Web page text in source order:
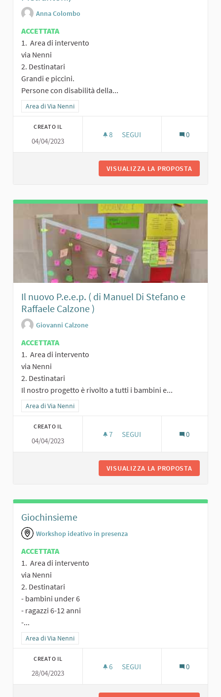
Anna Colombo
ACCETTATA
1. Area di intervento
via Nenni
2. Destinatari
Grandi e piccini.
Persone con disabilità della...
Filtra i risultati per categoria: Area di Via Nenni
Area di Via Nenni
CREATO IL
04/04/2023
8 8 SOSTENITORI
SEGUI 0
VISUALIZZA LA PROPOSTA
Il nuovo P.e.e.p. ( di Manuel Di Stefano e
Raffaele Calzone )
Giovanni Calzone
ACCETTATA
1. Area di intervento
via Nenni
2. Destinatari
Il nostro progetto è rivolto a tutti i bambini e...
Filtra i risultati per categoria: Area di Via Nenni
Area di Via Nenni
CREATO IL
04/04/2023
7 7 SOSTENITORI
SEGUI 0
VISUALIZZA LA PROPOSTA
Giochinsieme
Workshop ideativo in presenza
ACCETTATA
1. Area di intervento
via Nenni
2. Destinatari
- bambini under 6
- ragazzi 6-12 anni
-...
Filtra i risultati per categoria: Area di Via Nenni
Area di Via Nenni
CREATO IL
28/04/2023
6 6 SOSTENITORI
SEGUI 0